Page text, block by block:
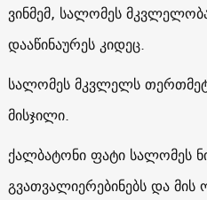
ვინმემ, სალომეს
დააწინაურეს კიდეც.
სალომეს მკვლელს
მისჯილი.
ქალბატონი ფატი სალომეს
გვათვალიერებინებს და მის